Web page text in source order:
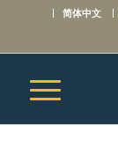
简体中文